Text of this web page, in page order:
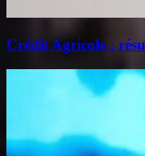
Crédit Agricole :